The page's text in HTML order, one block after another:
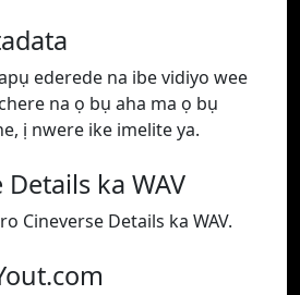
ederede na ibe vidiyo wee
na ọ bụ aha ma ọ bụ
ị nwere ike imelite ya.
ka WAV
Cineverse Details ka WAV.